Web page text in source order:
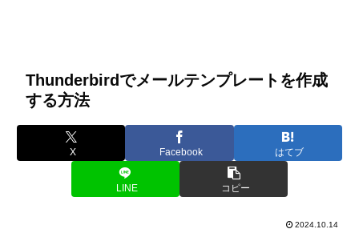
Thunderbirdでメールテンプレートを作成
する方法
X Facebook はてブ
LINE コピー
2024.10.14